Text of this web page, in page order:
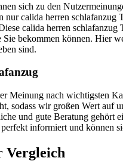
sich zu den
calida herren
calida herren
bekommen können. Hier
sind.
nach wichtigsten
sodass wir großen Wert
und gute Beratung
informiert und können
Vergleich